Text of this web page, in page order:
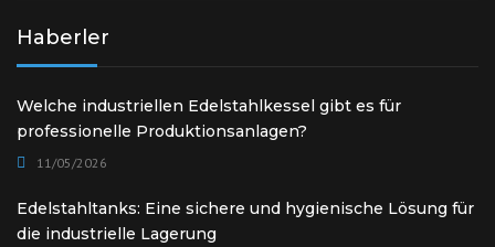
Haberler
Welche industriellen Edelstahlkessel gibt es für
professionelle Produktionsanlagen?
11/05/2026
Edelstahltanks: Eine sichere und hygienische Lösung für
die industrielle Lagerung